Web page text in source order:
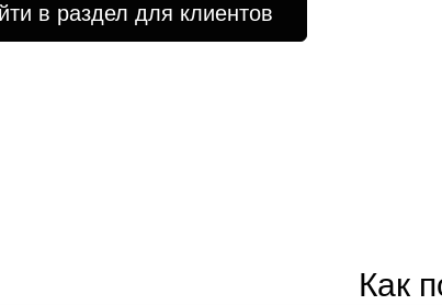
в раздел для клиентов
Как